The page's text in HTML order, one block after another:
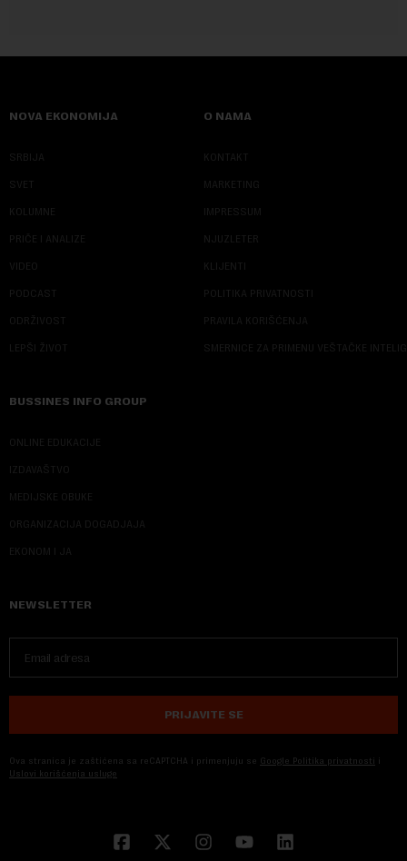
NOVA EKONOMIJA
SRBIJA
SVET
KOLUMNE
PRIČE I ANALIZE
VIDEO
PODCAST
ODRŽIVOST
LEPŠI ŽIVOT
O NAMA
KONTAKT
MARKETING
IMPRESSUM
NJUZLETER
KLIJENTI
POLITIKA PRIVATNOSTI
PRAVILA KORIŠĆENJA
SMERNICE ZA PRIMENU VEŠTAČKE
BUSSINES INFO GROUP
ONLINE EDUKACIJE
IZDAVAŠTVO
MEDIJSKE OBUKE
ORGANIZACIJA DOGADJAJA
EKONOM I JA
NEWSLETTER
PRIJAVITE SE
Ova stranica je zaštićena sa reCAPTCHA i primenjuju se Google Politika privatnosti i
Uslovi korišćenja usluge